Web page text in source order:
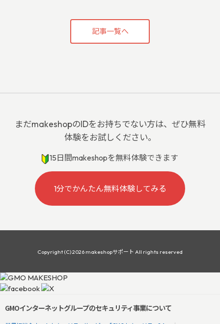
記事一覧へ
まだmakeshopのIDをお持ちでない方は、ぜひ無料
体験をお試しください。
15日間makeshopを無料体験できます
1分でかんたん無料体験してみる
Copyright (C) 2026 makeshopサポート All rights reserved
GMOインターネットグループのセキュリティ事業について